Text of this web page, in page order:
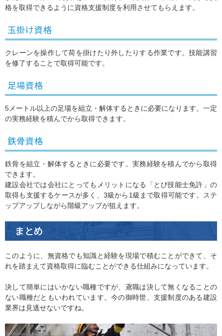
格を取得できるように資格支援制度を利用させてもらえます。
玉掛け資格
クレーンを操作して荷を掛けたり外したりする作業です。技能講習
を修了することで取得可能です。
足場資格
5メートル以上の足場を組立・解体するときに必要になります。一定
の実務経験を積んでから取得できます。
鉄骨資格
鉄骨を組立・解体するときに必要です。実務経験を積んでから取得
できます。
建設会社では会社にとってもメリットになる「とび技能士免許」の
取得も支援するケースが多く、3級から1級まで取得可能です。ステ
ップアップしながら階級アップが狙えます。
まとめ
このように、無資格でも知識と経験を現場で積むことができて、そ
れを踏まえて資格取得に臨むことができる仕組みになっています。
決して簡単にはいかない職種ですが、鳶職は決して無くなることの
ない職種だともいわれています。今の御時世、支援制度のある建設
業界は見逃せないですね。